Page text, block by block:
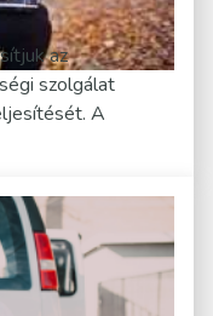
az
szolgálat
A